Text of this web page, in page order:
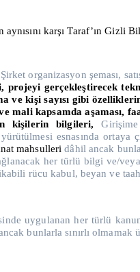
karşı Taraf’ın Gizli
organizasyon şeması,
projeyi gerçekleştirecek
ve kişi sayısı gibi
mali kapsamda aşaması,
kişilerin bilgileri,
esnasında ortaya
mahsulleridâhil ancak
her türlü bilgi ve/
rücu kabul, beyan ve
uygulanan her türlü
bunlarla sınırlı